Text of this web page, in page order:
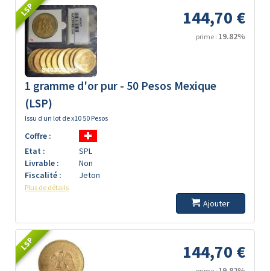
LSP 144,70 €
prime : 19.82%
1 gramme d'or pur - 50 Pesos Mexique
(LSP)
Issu d un lot de x10 50 Pesos
Coffre :
Etat :
SPL
Livrable :
Non
Fiscalité :
Jeton
Plus de détails
Ajouter
LSP 144,70 €